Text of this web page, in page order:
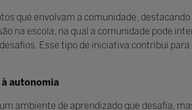
que envolvam a comunidade,
na escola, na qual a comunidade pode
Esse tipo de iniciativa contribui
autonomia
ambiente de aprendizado que desafia,